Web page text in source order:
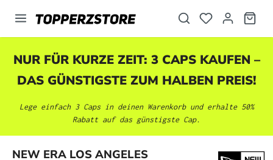
springen
NUR FÜR KURZE ZEIT: 3 CAPS KAUFEN –
DAS GÜNSTIGSTE ZUM HALBEN PREIS!
Lege einfach 3 Caps in deinen Warenkorb und erhalte 50%
Rabatt auf das günstigste Cap.
NEW ERA LOS ANGELES